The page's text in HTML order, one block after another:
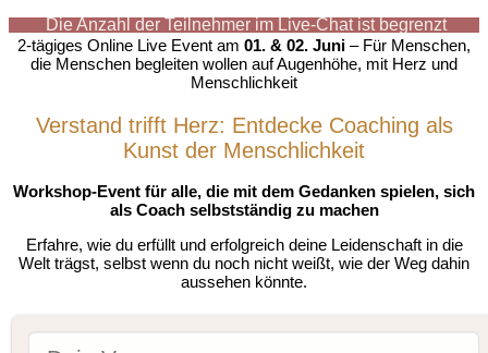
Die Anzahl der Teilnehmer im Live-Chat ist begrenzt
2-tägiges Online Live Event am 01. & 02. Juni – Für Menschen,
die Menschen begleiten wollen auf Augenhöhe, mit Herz und
Menschlichkeit
Verstand trifft Herz: Entdecke Coaching als
Kunst der Menschlichkeit
Workshop-Event für alle, die mit dem Gedanken spielen, sich
als Coach selbstständig zu machen
Erfahre, wie du erfüllt und erfolgreich deine Leidenschaft in die
Welt trägst, selbst wenn du noch nicht weißt, wie der Weg dahin
aussehen könnte.